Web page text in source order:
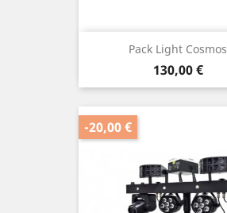
Pack Light Cosmos
Prix
130,00 €
-20,00 €